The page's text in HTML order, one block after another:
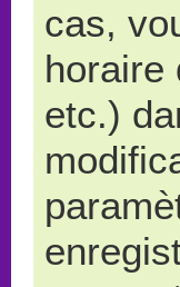
cas,
horaire
etc.)